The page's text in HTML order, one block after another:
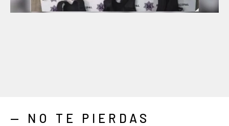
— NO TE PIERDAS